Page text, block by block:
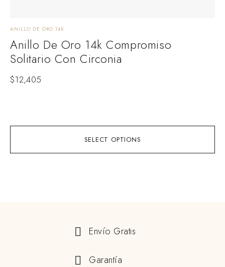
SELECT OPTIONS
ANILLO DE ORO 14K
Anillo De Oro 14k Compromiso
Solitario Con Circonia
$12,405
Envío Gratis
Garantía